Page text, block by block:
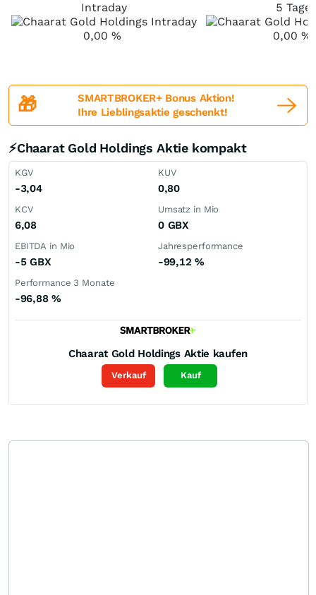
Intraday
0,00 %
5 Tage
0,00 %
🎁
SMARTBROKER+ Bonus Aktion!
Ihre Lieblingsaktie geschenkt!
⚡Chaarat Gold Holdings Aktie kompakt
KGV
-3,04
KUV
0,80
KCV
6,08
Umsatz in Mio
0 GBX
EBITDA in Mio
-5 GBX
Jahresperformance
-99,12 %
Performance 3 Monate
-96,88 %
Chaarat Gold Holdings Aktie kaufen
Verkauf Kauf